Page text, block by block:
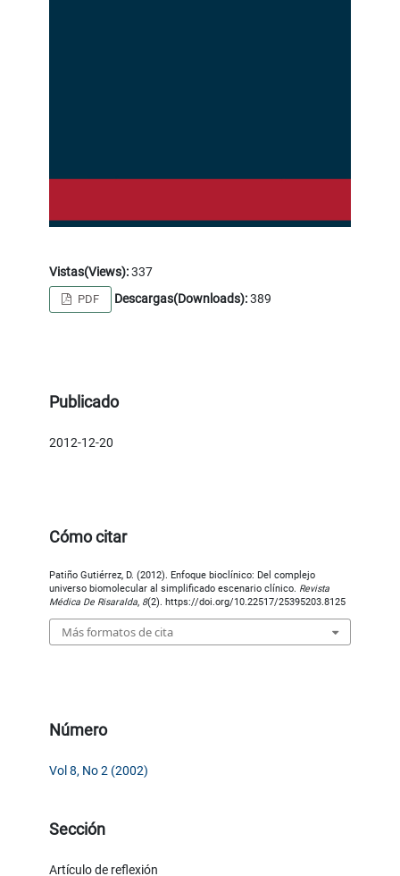
Vistas(Views):337
PDF Descargas(Downloads):389
Publicado
2012-12-20
Cómo citar
Patiño Gutiérrez, D. (2012). Enfoque bioclínico: Del complejo
universo biomolecular al simplificado escenario clínico. Revista
Médica De Risaralda, 8(2). https://doi.org/10.22517/25395203.8125
Más formatos de cita
Número
Vol 8, No 2 (2002)
Sección
Artículo de reflexión